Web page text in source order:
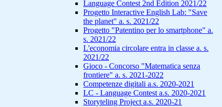
Language Contest 2nd Edition 2021/22
Progetto Interactive English Lab: "Save
the planet" a. s. 2021/22
Progetto "Patentino per lo smartphone" a.
s. 2021/22
L'economia circolare entra in classe a. s.
2021/22
Gioco - Concorso "Matematica senza
frontiere" a. s. 2021-2022
Competenze digitali a.s. 2020-2021
LC - Language Contest a.s. 2020-2021
Storyteling Project a.s. 2020-21